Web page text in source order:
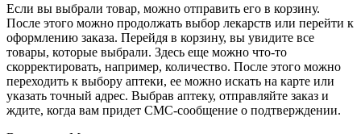
Если вы выбрали товар, можно отправить его в корзину.
После этого можно продолжать выбор лекарств или перейти к
оформлению заказа. Перейдя в корзину, вы увидите все
товары, которые выбрали. Здесь еще можно что-то
скорректировать, например, количество. После этого можно
переходить к выбору аптеки, ее можно искать на карте или
указать точный адрес. Выбрав аптеку, отправляйте заказ и
ждите, когда вам придет СМС-сообщение о подтверждении.